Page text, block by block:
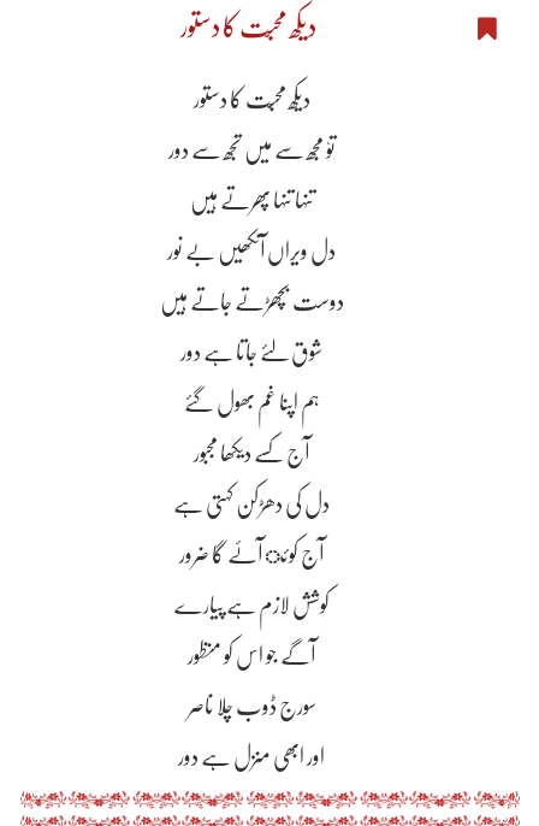
دیکھ محبّت کا دستور
دیکھ محبّت کا دستور
توٗ مجھ سے میں تجھ سے دور
تنہا تنہا پھرتے ہیں
دل ویراں آنکھیں بے نور
دوست بچھڑتے جاتے ہیں
شوق لۓ جاتا ہے دور
ہم اپنا غم بھول گۓ
آج کسے دیکھا مجبور
دل کی دھڑکن کہتی ہے
آج کوئ آۓ گا ضرور
کوشش لازم ہے پیارے
آگے جو اس کو منظور
سورج ڈوب چلا ناصر
اور ابھی منزل ہے دور